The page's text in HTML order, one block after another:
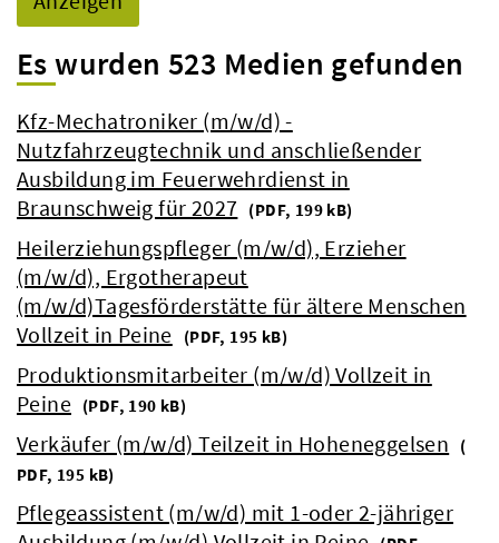
Es wurden 523 Medien gefunden
Kfz-Mechatroniker (m/w/d) -
Nutzfahrzeugtechnik und anschließender
Ausbildung im Feuerwehrdienst in
Braunschweig für 2027 (PDF, 199 kB)
Heilerziehungspfleger (m/w/d), Erzieher
(m/w/d), Ergotherapeut
(m/w/d)Tagesförderstätte für ältere Menschen
Vollzeit in Peine
(PDF, 195 kB)
Produktionsmitarbeiter (m/w/d) Vollzeit in
Peine (PDF, 190 kB)
Verkäufer (m/w/d) Teilzeit in Hoheneggelsen
(
PDF, 195 kB)
Pflegeassistent (m/w/d) mit 1-oder 2-jähriger